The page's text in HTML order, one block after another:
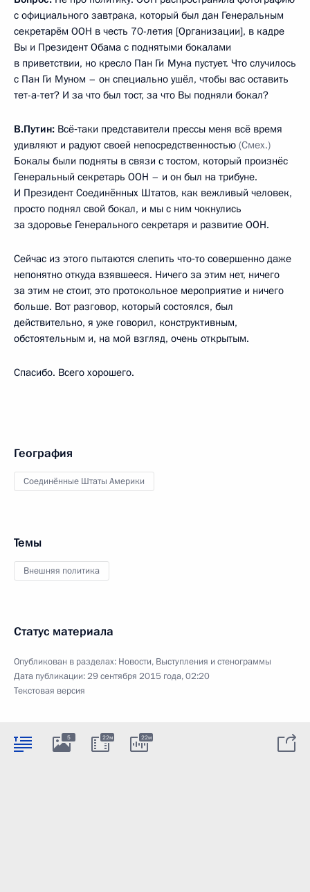
с официального завтрака, который был дан Генеральным
секретарём ООН в честь 70-летия [Организации], в кадре
Вы и Президент Обама с поднятыми бокалами
в приветствии, но кресло Пан Ги Муна пустует. Что случилось
с Пан Ги Муном – он специально ушёл, чтобы вас оставить
тет-а-тет? И за что был тост, за что Вы подняли бокал?
В.Путин: Всё‑таки представители прессы меня всё время
удивляют и радуют своей непосредственностью (Смех.)
Бокалы были подняты в связи с тостом, который произнёс
Генеральный секретарь ООН – и он был на трибуне.
И Президент Соединённых Штатов, как вежливый человек,
просто поднял свой бокал, и мы с ним чокнулись
за здоровье Генерального секретаря и развитие ООН.
Сейчас из этого пытаются слепить что‑то совершенно даже
непонятно откуда взявшееся. Ничего за этим нет, ничего
за этим не стоит, это протокольное мероприятие и ничего
больше. Вот разговор, который состоялся, был
действительно, я уже говорил, конструктивным,
обстоятельным и, на мой взгляд, очень открытым.
Спасибо. Всего хорошего.
География
Соединённые Штаты Америки
Темы
Внешняя политика
Статус материала
Опубликован в разделах: Новости, Выступления и стенограммы
Дата публикации:29 сентября 2015 года, 02:20
Текстовая версия
5 22м 22м